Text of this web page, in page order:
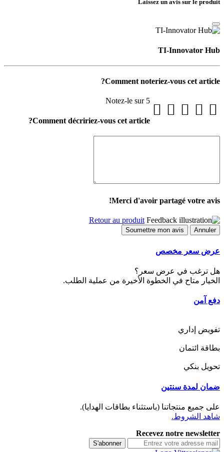
Laissez un avis sur le produit
TI-Innovator Hub
Comment noteriez-vous cet article?
Notez-le sur 5
Comment décririez-vous cet article?
Merci d'avoir partagé votre avis!
Retour au produit
Annuler
Soumettre mon avis
عرض سعر مخصص
هل ترغب في عرض سعر؟
الخيار متاح في الخطوة الأخيرة من عملية الطلب.
دفع آمن
تفويض إداري
بطاقة ائتمان
تحويل بنكي
ضمان لمدة سنتين
على جميع منتجاتنا (باستثناء بطاقات الهدايا).
شاهد الشروط.
Recevez notre newsletter
S'abonner